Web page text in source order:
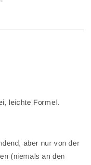
leichte Formel.
aber nur von der
(niemals an den